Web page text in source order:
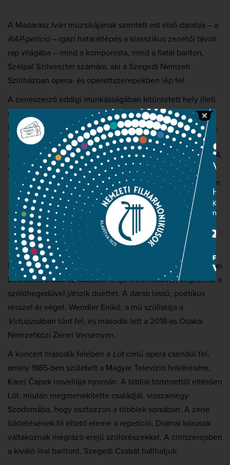
A Madarász Iván muzsikájának szentelt est első darabja – a
RAP-petíció – igazi határátlépés a klasszikus zenétől távoli
rap világába – mind a komponista, mind a fiatal bariton,
Szélpál Szilveszter számára, aki a Szegedi Nemzeti
Színházban opera- és operettszerepekben lép fel.
A zeneszerző eddigi munkásságában kitüntetett hely illeti
meg a fuvolát, hiszen ez a hangszer az egyetlen, amelyre
három versenyművet is komponált. AzEpisodi concertanti ,
vagyis a III. fuvolaversenyfontos mérföldkő azon az úton,
amelynek korábbi állomásai a
Flautiáda és a Concerto F(L)A.
Csengery Kristóf így ír a koncert második számáról: „A
főszerep a fuvoláé, amelynek szólama mindjárt a mű elején
hosszú hangokkal,
frullatókkal, crescendókkal, gyors
gesztikuláló szakaszokkal, majd tartott hangokon
végrehajtott
glissandókkal jelzi, hogy Madarász a
hangszeres írásmódban az elmúlt évtizedek összes
innovációját kamatoztatja.”
A kompozíció különlegessége,
hogy a fuvola három jól elkülönülő szakaszban kamarazenei
betétként előbb az oboával, majd a trombitával, végezetül a
szólóhegedűvel játszik duettet. A darab lassú, poétikus
résszel ér véget. Wendler Enikő, a mű szólistája a
Virtuózokban tűnt fel, és második lett a 2018-as Osakai
Nemzetközi Zenei Versenyen.
A koncert második felében a Lótcímű opera csendül fel,
amely 1985-ben született a Magyar Televízió felkérésére,
Karel Čapek novellája nyomán. A bibliai történettől eltérően
Lót, miután megmenekítette családját, visszamegy
Szodomába, hogy osztozzon a többiek sorsában. A zene
lüktetésének fő éltető eleme a repetíció. Drámai kórusok
váltakoznak megrázó erejű szólórészekkel. A címszerepben
a kiváló lírai baritont, Szegedi Csabát hallhatjuk.